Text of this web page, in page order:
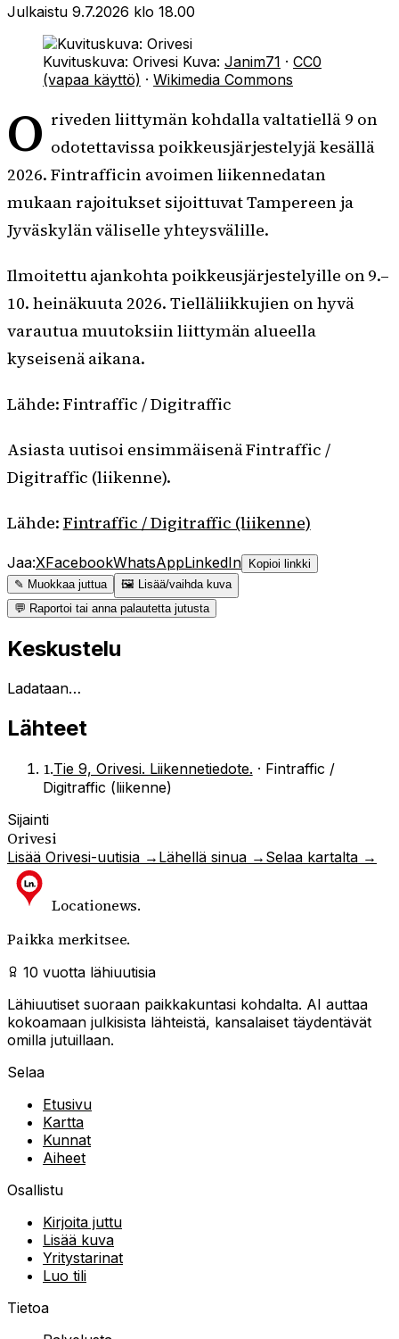
Julkaistu 9.7.2026 klo 18.00
Kuvituskuva: Orivesi Kuva: Janim71 · CC0
(vapaa käyttö) · Wikimedia Commons
O riveden liittymän kohdalla valtatiellä 9 on
odotettavissa poikkeusjärjestelyjä kesällä
2026. Fintrafficin avoimen liikennedatan
mukaan rajoitukset sijoittuvat Tampereen ja
Jyväskylän väliselle yhteysvälille.
Ilmoitettu ajankohta poikkeusjärjestelyille on 9.–
10. heinäkuuta 2026. Tielläliikkujien on hyvä
varautua muutoksiin liittymän alueella
kyseisenä aikana.
Lähde: Fintraffic / Digitraffic
Asiasta uutisoi ensimmäisenä Fintraffic /
Digitraffic (liikenne).
Lähde: Fintraffic / Digitraffic (liikenne)
Jaa:XFacebookWhatsAppLinkedIn
Kopioi linkki
✎ Muokkaa juttua
🖼 Lisää/vaihda kuva
💬 Raportoi tai anna palautetta jutusta
Keskustelu
Ladataan…
Lähteet
1.Tie 9, Orivesi. Liikennetiedote. · Fintraffic /
Digitraffic (liikenne)
Sijainti
Orivesi
Lisää Orivesi-uutisia → Lähellä sinua → Selaa kartalta →
Locationews.
Paikka merkitsee.
10 vuotta lähiuutisia
Lähiuutiset suoraan paikkakuntasi kohdalta. AI auttaa
kokoamaan julkisista lähteistä, kansalaiset täydentävät
omilla jutuillaan.
Selaa
Etusivu
Kartta
Kunnat
Aiheet
Osallistu
Kirjoita juttu
Lisää kuva
Yritystarinat
Luo tili
Tietoa